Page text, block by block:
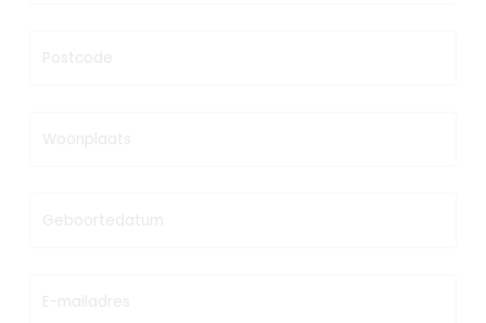
Postcode
Woonplaats
Geboortedatum
E-mailadres